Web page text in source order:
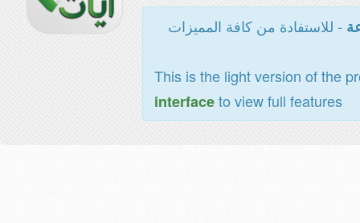
- للاستفادة من كافة المميزات
This is the light version of the
interfaceto view full features